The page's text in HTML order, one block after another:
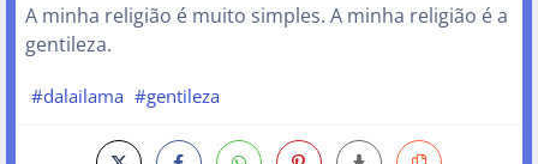
A minha religião é muito simples. A minha religião é a
gentileza.
#dalailama #gentileza